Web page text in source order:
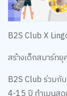
B2S Club X
สร้างเด็กสมาร์ท
B2S Club ร่วมกั